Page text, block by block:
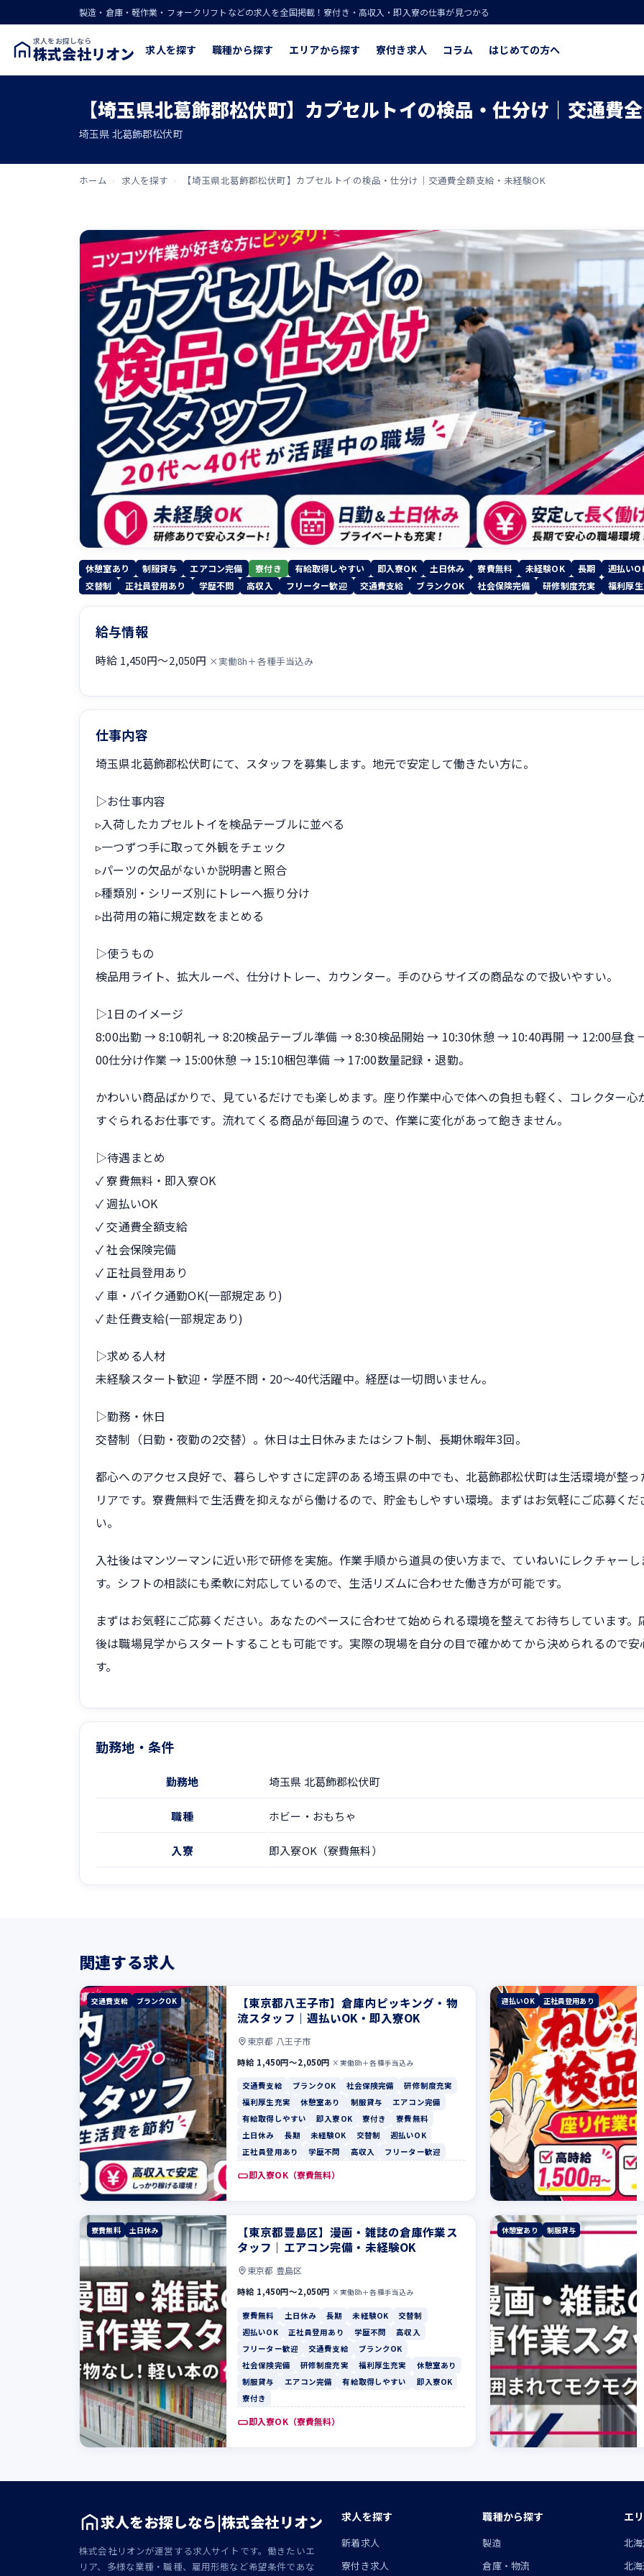
製造・倉庫・軽作業・フォークリフトなどの求人を全国掲載！寮付き・高収入・即入寮の仕事が見つかる
求人をお探しなら
株式会社リオン 求人を探す 職種から探す エリアから探す 寮付き求人 コラム はじめての方へ
【埼玉県北葛飾郡松伏町】カプセルトイの検品・仕分け｜交通費
埼玉県 北葛飾郡松伏町
ホーム › 求人を探す › 【埼玉県北葛飾郡松伏町】カプセルトイの検品・仕分け｜交通費全額支給・未経験OK
休憩室あり 制服貸与 エアコン完備 寮付き 有給取得しやすい 即入寮OK 土日休み 寮費無料 未経験OK 長期
週払い
交替制
正社員登用あり 学歴不問 高収入 フリーター歓迎 交通費支給 ブランクOK 社会保険完備 研修制度充実 福利厚
給与情報
時給 1,450円〜2,050円 ×実働8h＋各種手当込み
仕事内容
埼玉県北葛飾郡松伏町にて、スタッフを募集します。地元で安定して働きたい方に。
▷お仕事内容
▹入荷したカプセルトイを検品テーブルに並べる
▹一つずつ手に取って外観をチェック
▹パーツの欠品がないか説明書と照合
▹種類別・シリーズ別にトレーへ振り分け
▹出荷用の箱に規定数をまとめる
▷使うもの
検品用ライト、拡大ルーペ、仕分けトレー、カウンター。手のひらサイズの商品なので扱いやすい。
▷1日のイメージ
8:00出勤 → 8:10朝礼 → 8:20検品テーブル準備 → 8:30検品開始 → 10:30休憩 → 10:40再開 → 12:00昼食
00仕分け作業 → 15:00休憩 → 15:10梱包準備 → 17:00数量記録・退勤。
かわいい商品ばかりで、見ているだけでも楽しめます。座り作業中心で体への負担も軽く、コレクター心
すぐられるお仕事です。流れてくる商品が毎回違うので、作業に変化があって飽きません。
▷待遇まとめ
✓ 寮費無料・即入寮OK
✓ 週払いOK
✓ 交通費全額支給
✓ 社会保険完備
✓ 正社員登用あり
✓ 車・バイク通勤OK(一部規定あり)
✓ 赴任費支給(一部規定あり)
▷求める人材
未経験スタート歓迎・学歴不問・20〜40代活躍中。経歴は一切問いません。
▷勤務・休日
交替制（日勤・夜勤の2交替）。休日は土日休みまたはシフト制、長期休暇年3回。
都心へのアクセス良好で、暮らしやすさに定評のある埼玉県の中でも、北葛飾郡松伏町は生活環境が整っ
リアです。寮費無料で生活費を抑えながら働けるので、貯金もしやすい環境。まずはお気軽にご応募くだ
い。
入社後はマンツーマンに近い形で研修を実施。作業手順から道具の使い方まで、ていねいにレクチャーし
す。シフトの相談にも柔軟に対応しているので、生活リズムに合わせた働き方が可能です。
まずはお気軽にご応募ください。あなたのペースに合わせて始められる環境を整えてお待ちしています。
後は職場見学からスタートすることも可能です。実際の現場を自分の目で確かめてから決められるので安
す。
勤務地・条件
勤務地 埼玉県 北葛飾郡松伏町
職種 ホビー・おもちゃ
入寮 即入寮OK（寮費無料）
関連する求人
交通費支給 ブランクOK
【東京都八王子市】倉庫内ピッキング・物
流スタッフ｜週払いOK・即入寮OK
東京都 八王子市
時給 1,450円〜2,050円 ×実働8h＋各種手当込み
交通費支給 ブランクOK 社会保険完備
研修制度充実
福利厚生充実
休憩室あり 制服貸与
エアコン完備
有給取得しやすい
即入寮OK 寮付き
寮費無料
土日休み
長期 未経験OK 交替制
週払いOK
正社員登用あり
学歴不問 高収入 フリーター歓迎
即入寮OK（寮費無料）
週払いOK 正社員登用あり
寮費無料 土日休み
【東京都豊島区】漫画・雑誌の倉庫作業ス
タッフ｜エアコン完備・未経験OK
東京都 豊島区
時給 1,450円〜2,050円 ×実働8h＋各種手当込み
寮費無料 土日休み 長期 未経験OK
交替制
週払いOK
正社員登用あり 学歴不問
高収入
フリーター歓迎
交通費支給
ブランクOK
社会保険完備
研修制度充実 福利厚生充実
休憩室あり
制服貸与
エアコン完備 有給取得しやすい
即入寮OK
寮付き
即入寮OK（寮費無料）
休憩室あり 制服貸与
求人をお探しなら|株式会社リオン
株式会社リオンが運営する求人サイトです。働きたいエ
リア、多様な業種・職種、雇用形態など希望条件であな
求人を探す
新着求人
寮付き求人
職種から探す
製造
倉庫・物流
エ
北
北